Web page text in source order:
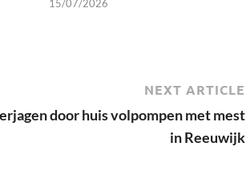
15/07/2026
NEXT ARTICLE
door huis volpompen met mest
in Reeuwijk